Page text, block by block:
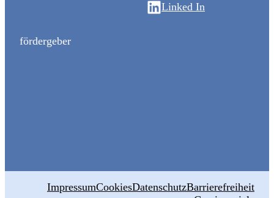
fördergeber
Linked In
ImpressumCookiesDatenschutzBarrierefreiheit